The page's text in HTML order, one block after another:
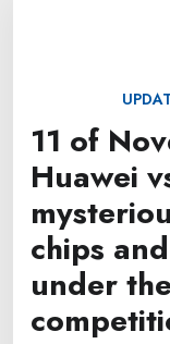
11 of
Huawei
chips
under